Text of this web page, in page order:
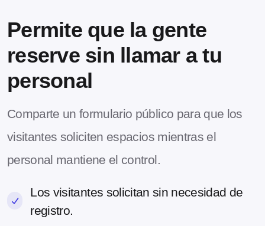
Permite que la gente
reserve sin llamar a tu
personal
Comparte un formulario público para que los
visitantes soliciten espacios mientras el
personal mantiene el control.
Los visitantes solicitan sin necesidad de
registro.